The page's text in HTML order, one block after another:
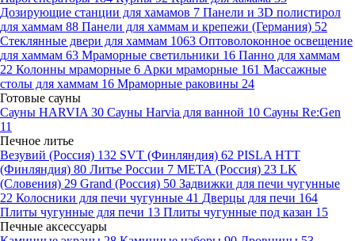
Дозирующие станции для хамамов 7 Панели и 3D полистирол
для хаммам 88 Панели для хаммам и крепежи (Германия) 52
Стеклянные двери для хаммам 1063 Оптоволоконное освещение
для хаммам 63 Мраморные светильники 16 Панно для хаммам
22 Колонны мраморные 6 Арки мраморные 161 Массажные
столы для хаммам 16 Мраморные раковины 24
Готовые сауны
Сауны HARVIA 30 Сауны Harvia для ванной 10 Сауны Re:Gen
11
Печное литье
Везувий (Россия) 132 SVT (Финляндия) 62 PISLA HTT
(Финляндия) 80 Литье России 7 МЕТА (Россия) 23 LK
(Словения) 29 Grand (Россия) 50 Задвижки для печи чугунные
22 Колосники для печи чугунные 41 Дверцы для печи 164
Плиты чугунные для печи 13 Плиты чугунные под казан 15
Печные аксессуары